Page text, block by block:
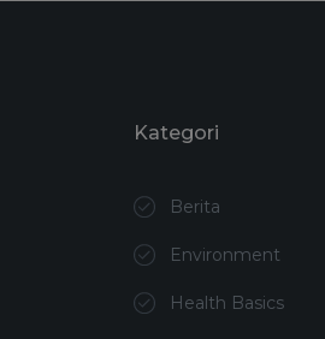
Kategori
Berita
Environment
Health Basics